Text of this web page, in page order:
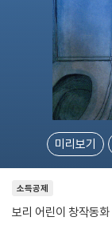
미리보기
소득공제
보리 어린이 창작동화